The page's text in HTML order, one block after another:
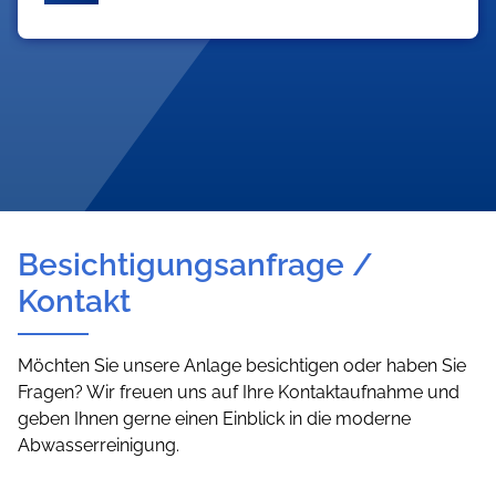
Besichtigungsanfrage /
Kontakt
Möchten Sie unsere Anlage besichtigen oder haben Sie
Fragen? Wir freuen uns auf Ihre Kontaktaufnahme und
geben Ihnen gerne einen Einblick in die moderne
Abwasserreinigung.